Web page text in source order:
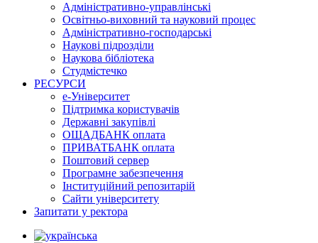
Адміністративно-управлінські
Освітньо-виховний та науковий процес
Адміністративно-господарські
Наукові підрозділи
Наукова бібліотека
Студмістечко
РЕСУРСИ
е-Університет
Підтримка користувачів
Державні закупівлі
ОЩАДБАНК оплата
ПРИВАТБАНК оплата
Поштовий сервер
Програмне забезпечення
Інституційний репозитарій
Сайти університету
Запитати у ректора